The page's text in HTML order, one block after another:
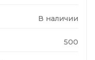
В наличии
500